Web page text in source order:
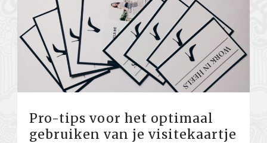
Pro-tips voor het optimaal
gebruiken van je visitekaartje